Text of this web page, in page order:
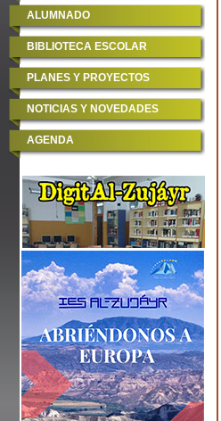
ALUMNADO
BIBLIOTECA ESCOLAR
PLANES Y PROYECTOS
NOTICIAS Y NOVEDADES
AGENDA